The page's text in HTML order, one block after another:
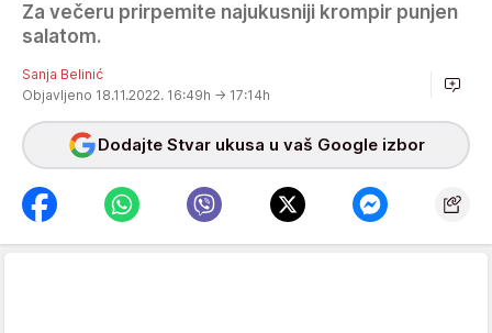
Za večeru prirpemite najukusniji krompir punjen
salatom.
Sanja Belinić
Objavljeno 18.11.2022. 16:49h → 17:14h
Dodajte Stvar ukusa u vaš Google izbor